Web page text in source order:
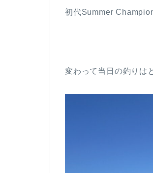
初代Summer
変わって当日の釣りは